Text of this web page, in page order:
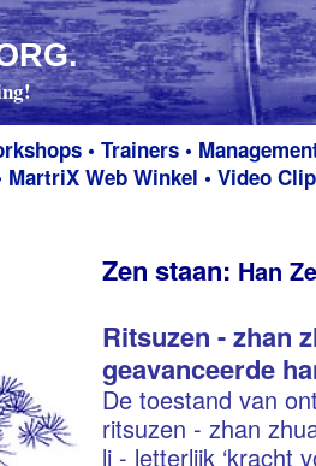
• Trainers•
MartriX Web Winkel • Video
Zen staan: Han
Ritsuzen - zhan
geavanceerde
De toestand van
ritsuzen - zhan
li - letterlijk ‘kracht